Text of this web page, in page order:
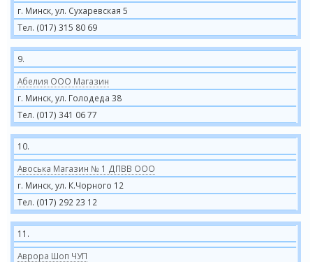
г. Минск, ул. Сухаревская 5
Тел. (017) 315 80 69
9.
Абелия ООО Магазин
г. Минск, ул. Голодеда 38
Тел. (017) 341 06 77
10.
Авоська Магазин № 1 ДПВВ ООО
г. Минск, ул. К.Чорного 12
Тел. (017) 292 23 12
11.
Аврора Шоп ЧУП